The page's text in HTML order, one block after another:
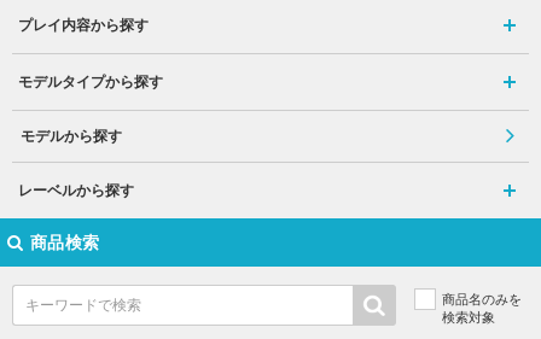
プレイ内容から探す
モデルタイプから探す
モデルから探す
レーベルから探す
商品検索
商品名のみを
検索対象